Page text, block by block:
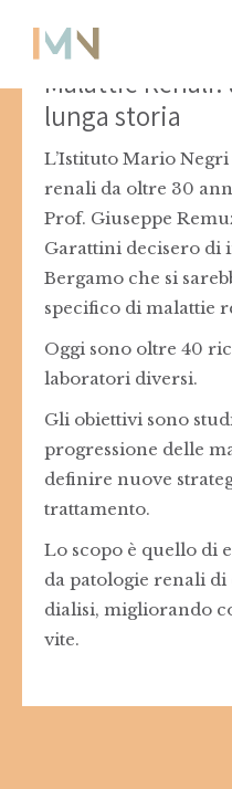
Malattie Renali:
lunga storia
L’Istituto Mario
renali da oltre 30
Prof. Giuseppe
Garattini decisero
Bergamo che si
specifico di malattie
Oggi sono oltre 40
laboratori diversi.
Gli obiettivi sono
progressione delle
definire nuove
trattamento.
Lo scopo è quello di
da patologie renali
dialisi, migliorando
vite.